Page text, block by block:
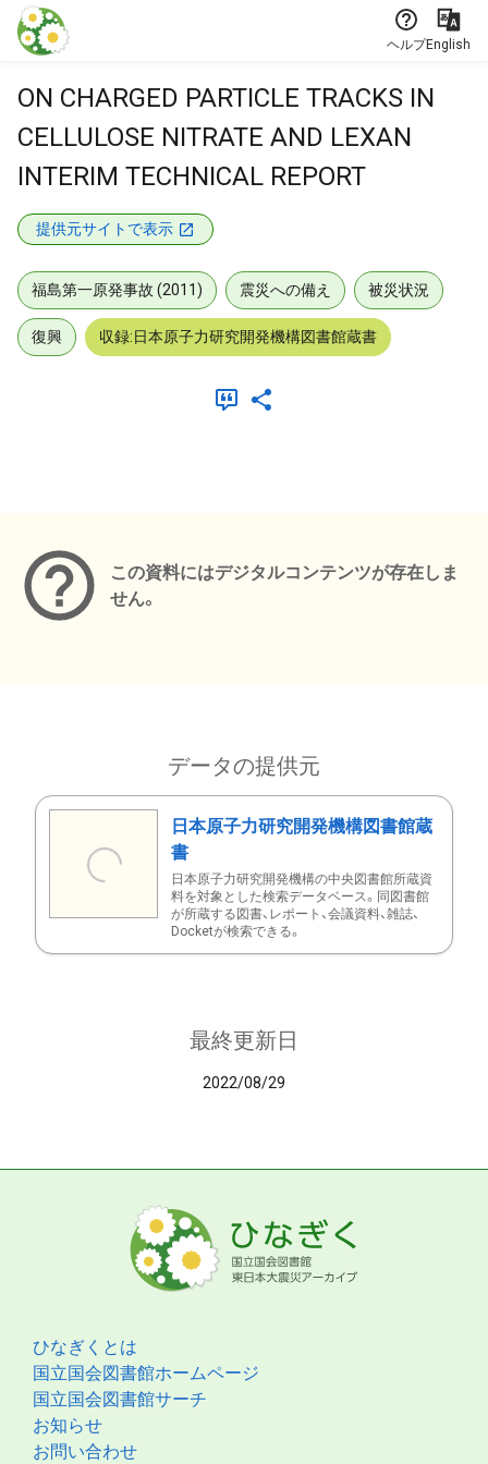
本文に飛ぶ
ヘルプEnglish
ON CHARGED PARTICLE TRACKS IN
CELLULOSE NITRATE AND LEXAN
INTERIM TECHNICAL REPORT
提供元サイトで表示
福島第一原発事故 (2011) 震災への備え 被災状況
復興 収録:日本原子力研究開発機構図書館蔵書
この資料にはデジタルコンテンツが存在しま
せん。
データの提供元
日本原子力研究開発機構図書館蔵
書
日本原子力研究開発機構の中央図書館所蔵資
料を対象とした検索データベース。同図書館
が所蔵する図書、レポート、会議資料、雑誌、
Docketが検索できる。
最終更新日
2022/08/29
ひなぎくとは
国立国会図書館ホームページ
国立国会図書館サーチ
お知らせ
お問い合わせ